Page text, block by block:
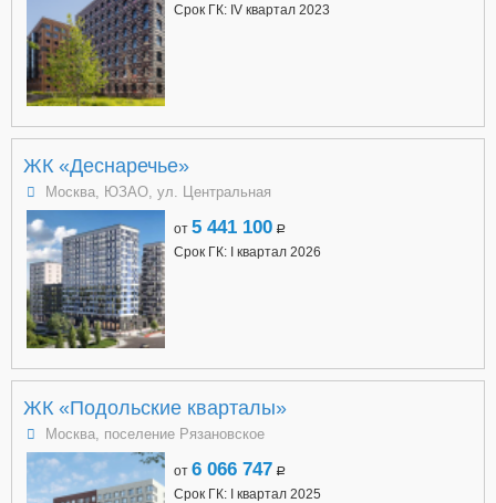
Срок ГК: IV квартал 2023
ЖК «Деснаречье»
Москва, ЮЗАО, ул. Центральная
от 5 441 100 a
Срок ГК: I квартал 2026
ЖК «Подольские кварталы»
Москва, поселение Рязановское
от 6 066 747 a
Срок ГК: I квартал 2025